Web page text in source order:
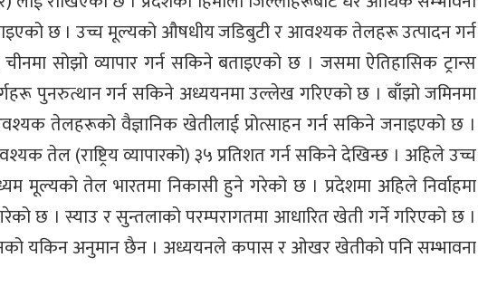
छ । उच्च मूल्यको औषधीय जडिबुटी र आवश्यक तेलहरू उत्पादन गर्न
सोझो व्यापार गर्न सकिने बताइएको छ । जसमा ऐतिहासिक ट्रान्स
पुनरुत्थान गर्न सकिने अध्ययनमा उल्लेख गरिएको छ । बाँझो जमिनमा
तेलहरूको वैज्ञानिक खेतीलाई प्रोत्साहन गर्न सकिने जनाइएको छ ।
तेल (राष्ट्रिय व्यापारको) ३५ प्रतिशत गर्न सकिने देखिन्छ । अहिले उच्च
मूल्यको तेल भारतमा निकासी हुने गरेको छ । प्रदेशमा अहिले निर्वाहमा
छ । स्याउ र सुन्तलाको परम्परागतमा आधारित खेती गर्ने गरिएको छ ।
यकिन अनुमान छैन । अध्ययनले कपास र ओखर खेतीको पनि सम्भावना